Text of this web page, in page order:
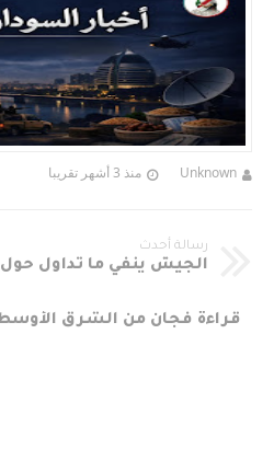
Unknown منذ 3 أشهر تقريبا
رسالة أحدث